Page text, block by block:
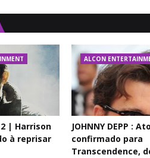
2 | Harrison
à reprisar
ALCON
JOHNNY DEPP :
confirmado para
Transcendence,